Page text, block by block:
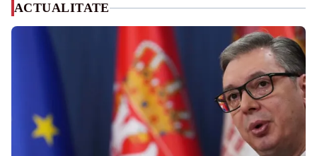
ACTUALITATE